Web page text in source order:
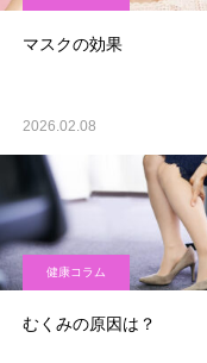
マスクの効果
2026.02.08
健康コラム
むくみの原因は？